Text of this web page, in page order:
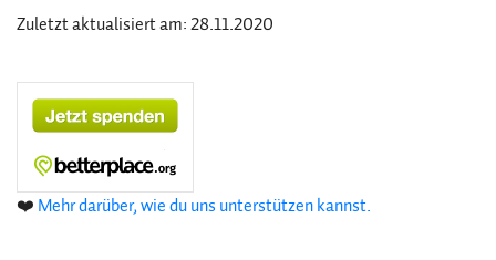
Zuletzt aktualisiert am: 28.11.2020
❤️ Mehr darüber, wie du uns unterstützen kannst.